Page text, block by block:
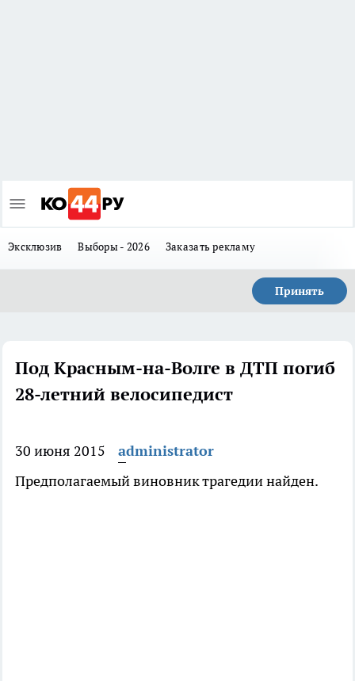
Эксклюзив Выборы - 2026 Заказать рекламу
Принять
Под Красным-на-Волге в ДТП погиб
28-летний велосипедист
30 июня 2015
administrator
Предполагаемый виновник трагедии найден.